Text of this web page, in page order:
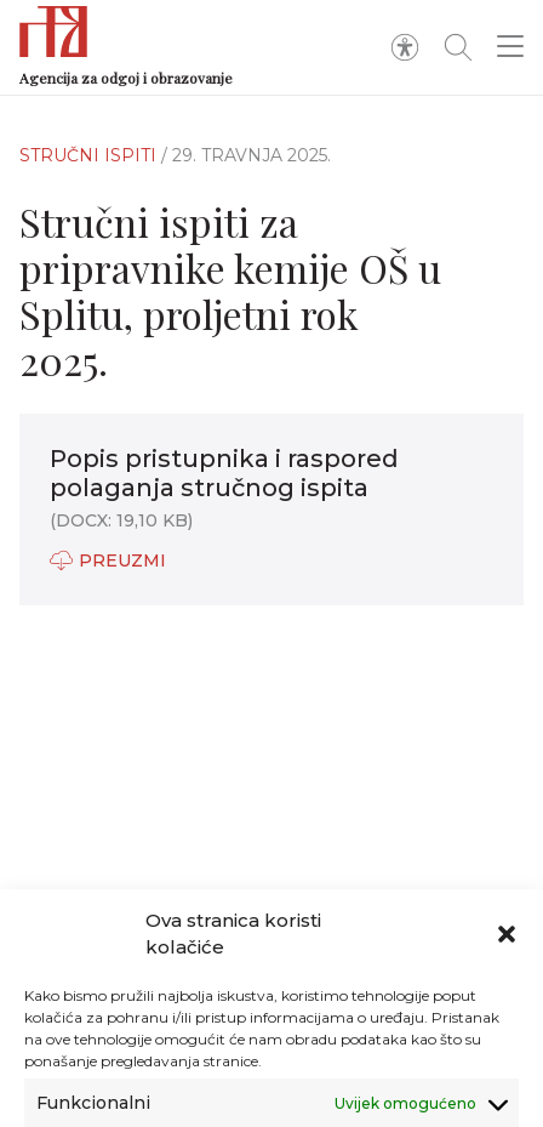
Ova stranica koristi
kolačiće
Kako bismo pružili najbolja iskustva, koristimo tehnologije poput
kolačića za pohranu i/ili pristup informacijama o uređaju. Pristanak
na ove tehnologije omogućit će nam obradu podataka kao što su
ponašanje pregledavanja stranice.
Funkcionalni Uvijek omogućeno
Agencija za odgoj i obrazovanje
STRUČNI ISPITI / 29. TRAVNJA 2025.
Stručni ispiti za
pripravnike kemije OŠ u
Splitu, proljetni rok
2025.
Popis pristupnika i raspored
polaganja stručnog ispita
(DOCX: 19,10 KB)
PREUZMI